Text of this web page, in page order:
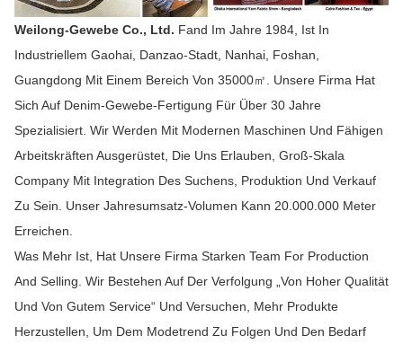
Weilong-Gewebe Co., Ltd. Fand Im Jahre 1984, Ist In
Industriellem Gaohai, Danzao-Stadt, Nanhai, Foshan,
Guangdong Mit Einem Bereich Von 35000㎡. Unsere Firma Hat
Sich Auf Denim-Gewebe-Fertigung Für Über 30 Jahre
Spezialisiert. Wir Werden Mit Modernen Maschinen Und Fähigen
Arbeitskräften Ausgerüstet, Die Uns Erlauben, Groß-Skala
Company Mit Integration Des Suchens, Produktion Und Verkauf
Zu Sein. Unser Jahresumsatz-Volumen Kann 20.000.000 Meter
Erreichen.
Was Mehr Ist, Hat Unsere Firma Starken Team For Production
And Selling. Wir Bestehen Auf Der Verfolgung „von Hoher Qualität
Und Von Gutem Service“ Und Versuchen, Mehr Produkte
Herzustellen, Um Dem Modetrend Zu Folgen Und Den Bedarf